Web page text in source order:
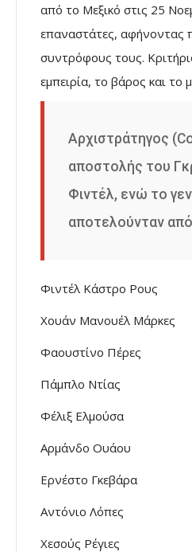
από το Μεξικό στις 25
επαναστάτες, αφήνοντας
συντρόφους τους.
εμπειρία, το βάρος και το
Αρχιστράτηγος
αποστολής του
Φιντέλ, ενώ το
αποτελούνταν
Φιντέλ Κάστρο Ρους
Χουάν Μανουέλ Μάρκες
Φαουστίνο Πέρες
Πάμπλο Ντίας
Φέλιξ Ελμούσα
Αρμάνδο Ουάου
Ερνέστο Γκεβάρα
Αντόνιο Λόπες
Χεσούς Ρέγιες